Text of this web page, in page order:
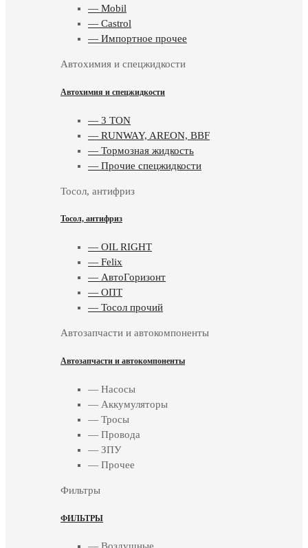
— Mobil
— Castrol
— Импортное прочее
Автохимия и спецжидкости
Автохимия и спецжидкости
— 3 TON
— RUNWAY, AREON, BBF
— Тормозная жидкость
— Прочие спецжидкости
Тосол, антифриз
Тосол, антифриз
— OIL RIGHT
— Felix
— АвтоГоризонт
— ОПТ
— Тосол прочий
Автозапчасти и автокомпоненты
Автозапчасти и автокомпоненты
— Насосы
— Аккумуляторы
— Тросы
— Провода
— ЗПУ
— Прочее
Фильтры
ФИЛЬТРЫ